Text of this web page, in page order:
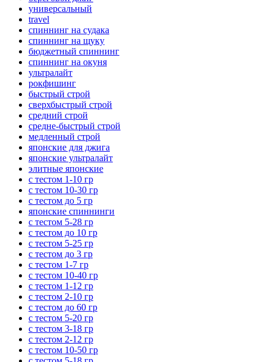
универсальный
travel
спиннинг на судака
спиннинг на щуку
бюджетный спиннинг
спиннинг на окуня
ультралайт
рокфишинг
быстрый строй
сверхбыстрый строй
средний строй
средне-быстрый строй
медленный строй
японские для джига
японские ультралайт
элитные японские
с тестом 1-10 гр
с тестом 10-30 гр
с тестом до 5 гр
японские спиннинги
с тестом 5-28 гр
с тестом до 10 гр
с тестом 5-25 гр
с тестом до 3 гр
с тестом 1-7 гр
с тестом 10-40 гр
с тестом 1-12 гр
с тестом 2-10 гр
с тестом до 60 гр
с тестом 5-20 гр
с тестом 3-18 гр
с тестом 2-12 гр
с тестом 10-50 гр